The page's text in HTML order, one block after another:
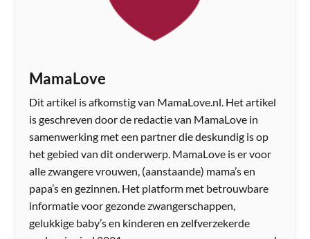
MamaLove
Dit artikel is afkomstig van MamaLove.nl. Het artikel
is geschreven door de redactie van MamaLove in
samenwerking met een partner die deskundig is op
het gebied van dit onderwerp. MamaLove is er voor
alle zwangere vrouwen, (aanstaande) mama’s en
papa’s en gezinnen. Het platform met betrouwbare
informatie voor gezonde zwangerschappen,
gelukkige baby’s en kinderen en zelfverzekerde